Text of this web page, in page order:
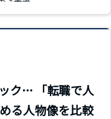
ク… 「転職で人
る人物像を比較